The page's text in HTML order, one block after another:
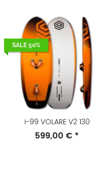
SALE 50%
i-99 VOLARE V2 130
599,00 € *